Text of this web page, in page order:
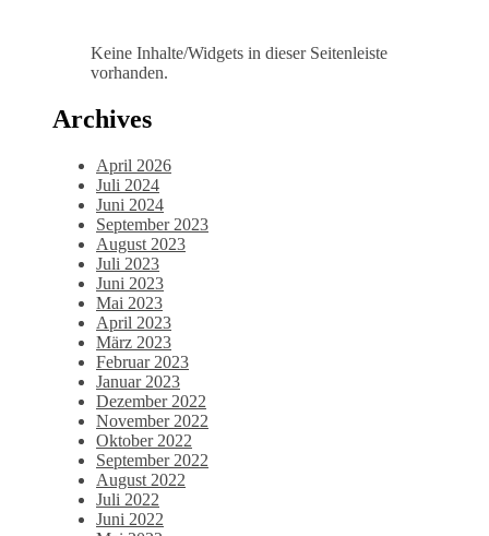
Keine Inhalte/Widgets in dieser Seitenleiste
vorhanden.
Archives
April 2026
Juli 2024
Juni 2024
September 2023
August 2023
Juli 2023
Juni 2023
Mai 2023
April 2023
März 2023
Februar 2023
Januar 2023
Dezember 2022
November 2022
Oktober 2022
September 2022
August 2022
Juli 2022
Juni 2022